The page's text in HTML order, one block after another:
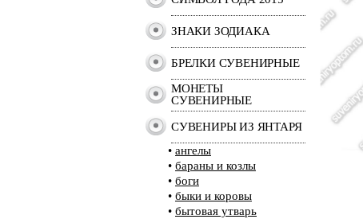
ЗНАКИ ЗОДИАКА
БРЕЛКИ СУВЕНИРНЫЕ
МОНЕТЫ
СУВЕНИРНЫЕ
СУВЕНИРЫ ИЗ ЯНТАРЯ
• ангелы
• бараны и козлы
• боги
• быки и коровы
• бытовая утварь